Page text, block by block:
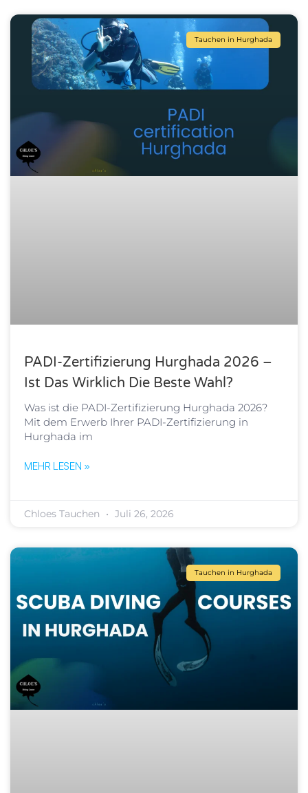
Tauchen in Hurghada
PADI-Zertifizierung Hurghada 2026 –
Ist Das Wirklich Die Beste Wahl?
Was ist die PADI-Zertifizierung Hurghada 2026?
Mit dem Erwerb Ihrer PADI-Zertifizierung in
Hurghada im
MEHR LESEN »
Chloes Tauchen Juli 26, 2026
Tauchen in Hurghada